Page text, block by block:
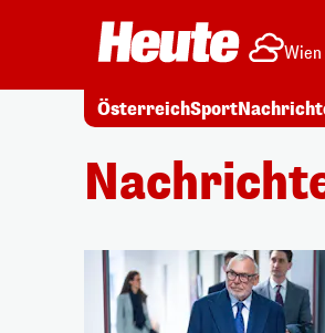
Wien
ÖsterreichSport